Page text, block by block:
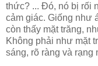
thức? ... Đó, nó bị rối
cảm giác. Giống như
còn thấy mặt trăng,
Không phải như mặt
sáng, rõ ràng và rạng